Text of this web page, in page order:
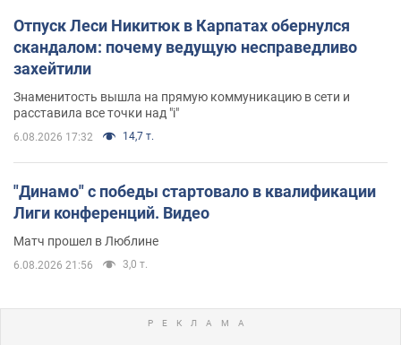
Отпуск Леси Никитюк в Карпатах обернулся
скандалом: почему ведущую несправедливо
захейтили
Знаменитость вышла на прямую коммуникацию в сети и
расставила все точки над "i"
6.08.2026 17:32 14,7 т.
"Динамо" с победы стартовало в квалификации
Лиги конференций. Видео
Матч прошел в Люблине
6.08.2026 21:56 3,0 т.